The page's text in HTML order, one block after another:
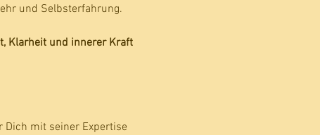
und Selbsterfahrung.
Klarheit und innerer Kraft
Dich mit seiner Expertise